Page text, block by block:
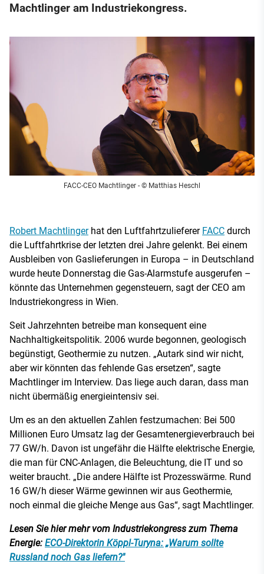
Machtlinger am Industriekongress.
FACC-CEO Machtlinger - © Matthias Heschl
Robert Machtlingerhat den Luftfahrtzulieferer FACC durch
die Luftfahrtkrise der letzten drei Jahre gelenkt. Bei einem
Ausbleiben von Gaslieferungen in Europa – in Deutschland
wurde heute Donnerstag die Gas-Alarmstufe ausgerufen –
könnte das Unternehmen gegensteuern, sagt der CEO am
Industriekongress in Wien.
Seit Jahrzehnten betreibe man konsequent eine
Nachhaltigkeitspolitik. 2006 wurde begonnen, geologisch
begünstigt, Geothermie zu nutzen. „Autark sind wir nicht,
aber wir könnten das fehlende Gas ersetzen“, sagte
Machtlinger im Interview. Das liege auch daran, dass man
nicht übermäßig energieintensiv sei.
Um es an den aktuellen Zahlen festzumachen: Bei 500
Millionen Euro Umsatz lag der Gesamtenergieverbrauch bei
77 GW/h. Davon ist ungefähr die Hälfte elektrische Energie,
die man für CNC-Anlagen, die Beleuchtung, die IT und so
weiter braucht. „Die andere Hälfte ist Prozesswärme. Rund
16 GW/h dieser Wärme gewinnen wir aus Geothermie,
noch einmal die gleiche Menge aus Gas“, sagt Machtlinger.
Lesen Sie hier mehr vom Industriekongress zum Thema
Energie: ECO-Direktorin Köppl-Turyna: „Warum sollte
Russland noch Gas liefern?"